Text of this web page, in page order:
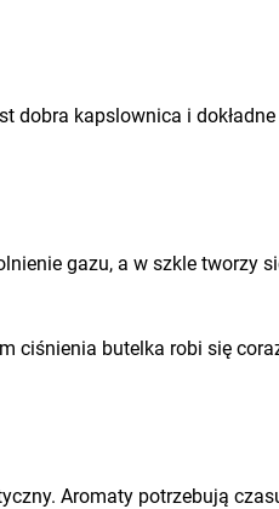
dobra kapslownica i
gazu, a w szkle tworzy
ciśnienia butelka robi się
Aromaty potrzebują